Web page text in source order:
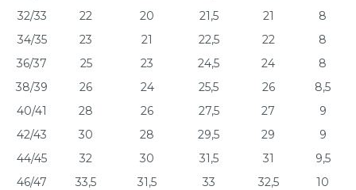
32/33
22 20 21,5 21
8
34/35
23 21 22,5 22
8
36/37
25 23 24,5 24
8
38/39
26 24 25,5 26
8,5
40/41
28 26 27,5 27
9
42/43
30 28 29,5 29
9
44/45
32 30 31,5 31
9,5
46/47
33,5 31,5 33 32,5 10